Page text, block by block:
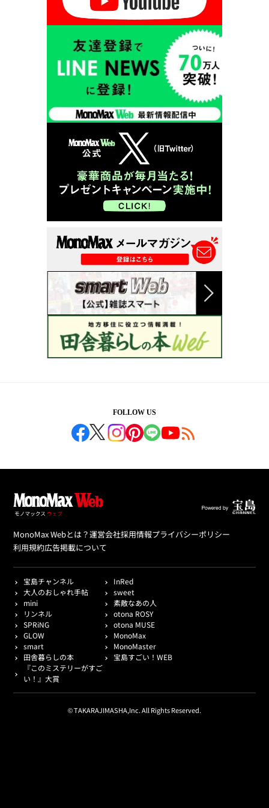
FOLLOW US
MonoMax Webとは？運営会社採用情報プライバシーポリシー
利用規約広告掲載について
宝島チャンネル
InRed
大人のおしゃれ手帖
sweet
mini
素敵なあの人
リンネル
otona ROSY
SPRiNG
otona MUSE
GLOW
MonoMax
smart
MonoMaster
田舎暮らしの本
宝島すごい！WEB
『このミステリーがすご
い！』大賞
© TAKARAJIMASHA,Inc. All Rights Reserved.